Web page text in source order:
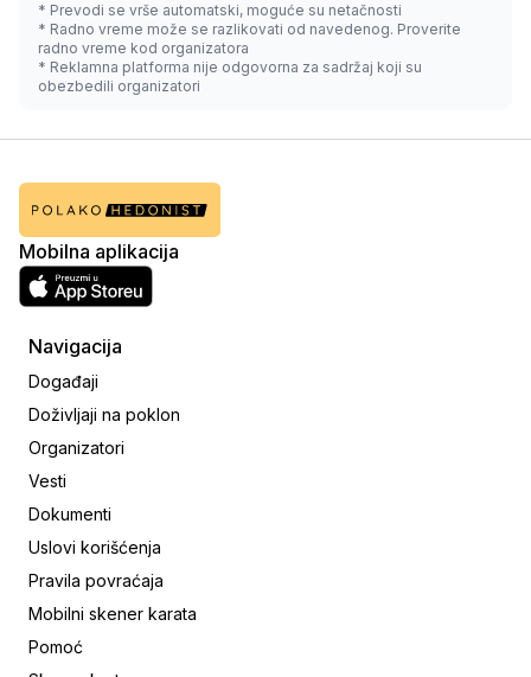
* Prevodi se vrše automatski, moguće su netačnosti
* Radno vreme može se razlikovati od navedenog. Proverite
radno vreme kod organizatora
* Reklamna platforma nije odgovorna za sadržaj koji su
obezbedili organizatori
Mobilna aplikacija
Navigacija
Događaji
Doživljaji na poklon
Organizatori
Vesti
Dokumenti
Uslovi korišćenja
Pravila povraćaja
Mobilni skener karata
Pomoć